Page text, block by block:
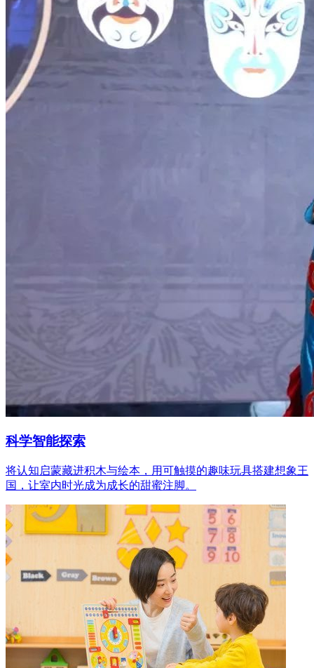
科学智能探索
将认知启蒙藏进积木与绘本，用可触摸的趣味玩具搭建想象王
国，让室内时光成为成长的甜蜜注脚。